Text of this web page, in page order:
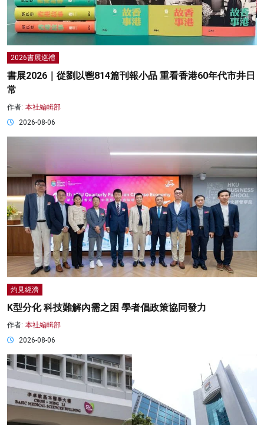
2026書展巡禮
書展2026｜從劉以鬯814篇刊報小品 重看香港60年代市井日
常
作者: 本社編輯部
2026-08-06
灼見經濟
K型分化 科技難解內需之困 學者倡政策協同發力
作者: 本社編輯部
2026-08-06